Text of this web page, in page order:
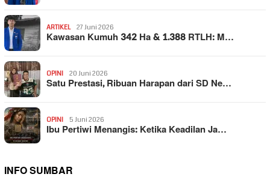
ARTIKEL 27 Juni 2026
Kawasan Kumuh 342 Ha & 1.388 RTLH: M…
OPINI 20 Juni 2026
Satu Prestasi, Ribuan Harapan dari SD Ne…
OPINI 5 Juni 2026
Ibu Pertiwi Menangis: Ketika Keadilan Ja…
INFO SUMBAR